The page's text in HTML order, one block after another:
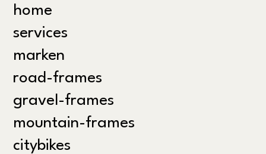
home
services
marken
road-frames
gravel-frames
mountain-frames
citybikes